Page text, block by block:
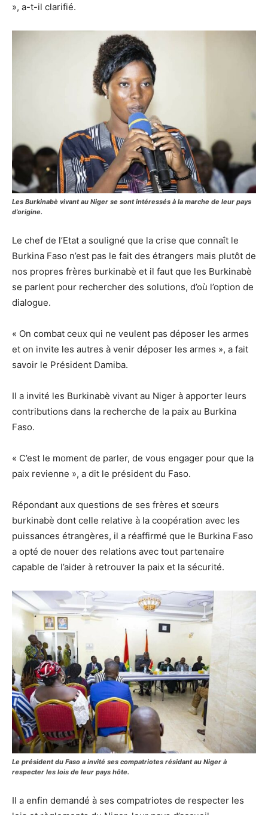
», a-t-il clarifié.
Les Burkinabè vivant au Niger se sont intéressés à la marche de leur pays
d’origine.
Le chef de l’Etat a souligné que la crise que connaît le
Burkina Faso n’est pas le fait des étrangers mais plutôt de
nos propres frères burkinabè et il faut que les Burkinabè
se parlent pour rechercher des solutions, d’où l’option de
dialogue.
« On combat ceux qui ne veulent pas déposer les armes
et on invite les autres à venir déposer les armes », a fait
savoir le Président Damiba.
Il a invité les Burkinabè vivant au Niger à apporter leurs
contributions dans la recherche de la paix au Burkina
Faso.
« C’est le moment de parler, de vous engager pour que la
paix revienne », a dit le président du Faso.
Répondant aux questions de ses frères et sœurs
burkinabè dont celle relative à la coopération avec les
puissances étrangères, il a réaffirmé que le Burkina Faso
a opté de nouer des relations avec tout partenaire
capable de l’aider à retrouver la paix et la sécurité.
Le président du Faso a invité ses compatriotes résidant au Niger à
respecter les lois de leur pays hôte.
Il a enfin demandé à ses compatriotes de respecter les